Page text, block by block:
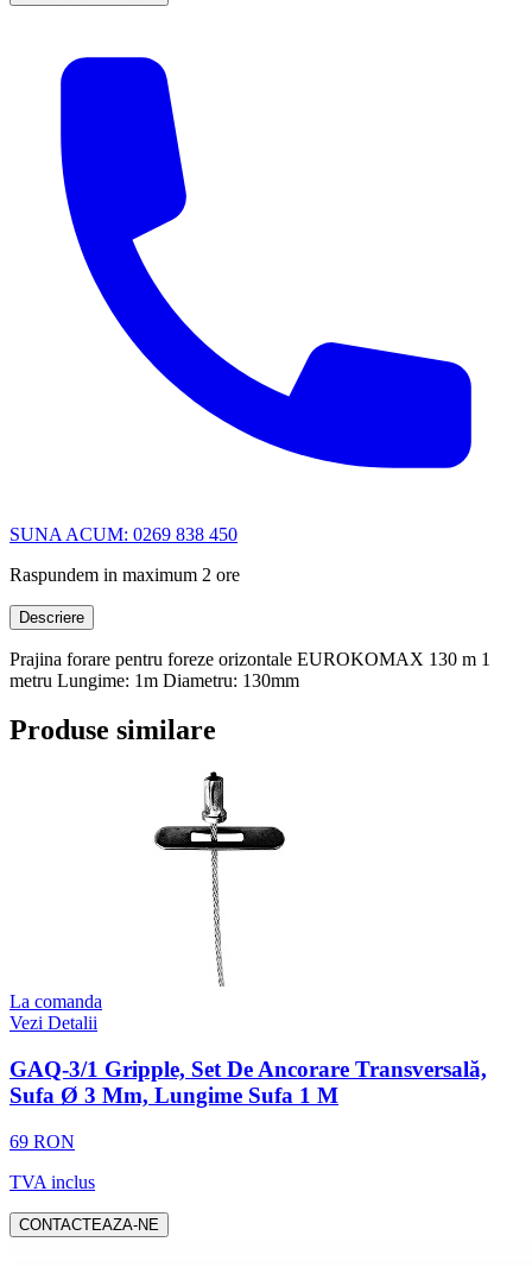
SUNA ACUM: 0269 838 450
Raspundem in maximum 2 ore
Descriere
Prajina forare pentru foreze orizontale EUROKOMAX 130 m 1
metru Lungime: 1m Diametru: 130mm
Produse similare
La comanda
Vezi Detalii
GAQ-3/1 Gripple, Set De Ancorare Transversală,
Sufa Ø 3 Mm, Lungime Sufa 1 M
69 RON
TVA inclus
CONTACTEAZA-NE